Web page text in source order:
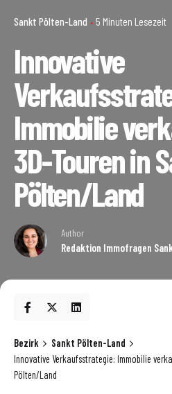
Sankt Pölten-Land 5 Minuten Lesezeit
Innovative
Immobilie
3D-Touren in
Pölten/Land
Author
Redaktion Immofragen
Bezirk
Sankt Pölten-Land
Innovative Verkaufsstrategie: Immobilie
Pölten/Land